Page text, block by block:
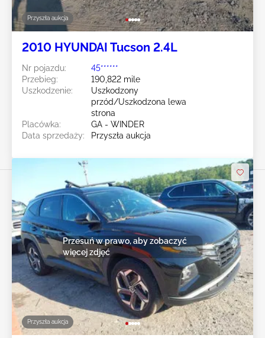
Przyszła aukcja
2010 HYUNDAI Tucson 2.4L
Nr pojazdu:
45******
Przebieg:
190,822 mile
Uszkodzenie:
Uszkodzony
przód/Uszkodzona lewa
strona
Placówka:
GA - WINDER
Data sprzedaży:
Przyszła aukcja
Przyszła aukcja
Przesuń w prawo, aby zobaczyć
więcej zdjęć